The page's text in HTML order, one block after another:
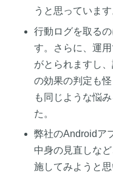
うと思っています
行動ログを取る
す。さらに、運
がとられますし
の効果の判定も
も同じような悩
た。
弊社のAndroidア
中身の見直しな
施してみようと思